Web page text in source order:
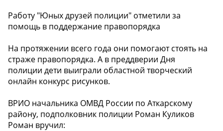
Работу "Юных друзей полиции" отметили за
помощь в поддержание правопорядка
На протяжении всего года они помогают стоять на
страже правопорядка. А в преддверии Дня
полиции дети выиграли областной творческий
онлайн конкурс рисунков.
ВРИО начальника ОМВД России по Аткарскому
району, подполковник полиции Роман Куликов
Роман вручил: